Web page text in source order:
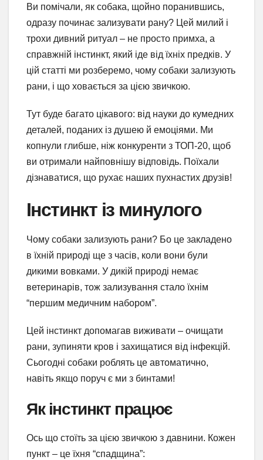
Ви помічали, як собака, щойно поранившись,
одразу починає зализувати рану? Цей милий і
трохи дивний ритуал – не просто примха, а
справжній інстинкт, який іде від їхніх предків. У
цій статті ми розберемо, чому собаки зализують
рани, і що ховається за цією звичкою.
Тут буде багато цікавого: від науки до кумедних
деталей, поданих із душею й емоціями. Ми
копнули глибше, ніж конкуренти з ТОП-20, щоб
ви отримали найповнішу відповідь. Поїхали
дізнаватися, що рухає наших пухнастих друзів!
Інстинкт із минулого
Чому собаки зализують рани? Бо це закладено
в їхній природі ще з часів, коли вони були
дикими вовками. У дикій природі немає
ветеринарів, тож зализування стало їхнім
“першим медичним набором”.
Цей інстинкт допомагав виживати – очищати
рани, зупиняти кров і захищатися від інфекцій.
Сьогодні собаки роблять це автоматично,
навіть якщо поруч є ми з бинтами!
Як інстинкт працює
Ось що стоїть за цією звичкою з давнини. Кожен
пункт – це їхня “спадщина”: